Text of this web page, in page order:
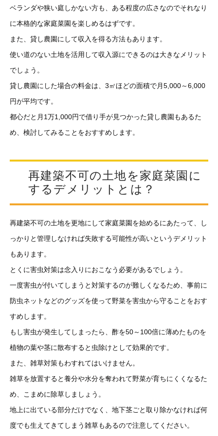
ベランダや狭い庭しかない方も、ある程度の広さなのでそれなり
に本格的な家庭菜園を楽しめるはずです。
また、貸し農園にして収入を得る方法もあります。
使い道のない土地を活用して収入源にできるのは大きなメリット
でしょう。
貸し農園にした場合の料金は、3㎡ほどの面積で月5,000～6,000
円が平均です。
都心だと月1万1,000円で借り手が見つかった貸し農園もあるた
め、検討してみることをおすすめします。
再建築不可の土地を家庭菜園に
するデメリットとは？
再建築不可の土地を更地にして家庭菜園を始めるにあたって、し
っかりと管理しなければ失敗する可能性が高いというデメリット
もあります。
とくに害虫対策は念入りにおこなう必要があるでしょう。
一度害虫が付いてしまうと対策するのが難しくなるため、事前に
防虫ネットなどのグッズを使って野菜を害虫から守ることをおす
すめします。
もし害虫が発生してしまったら、酢を50～100倍に薄めたものを
植物の葉や茎に散布すると虫除けとして効果的です。
また、雑草対策もわすれてはいけません。
雑草を放置すると養分や水分を奪われて野菜が育ちにくくなるた
め、こまめに除草しましょう。
地上に出ている部分だけでなく、地下茎ごと取り除かなければ何
度でも生えてきてしまう雑草もあるので注意してください。